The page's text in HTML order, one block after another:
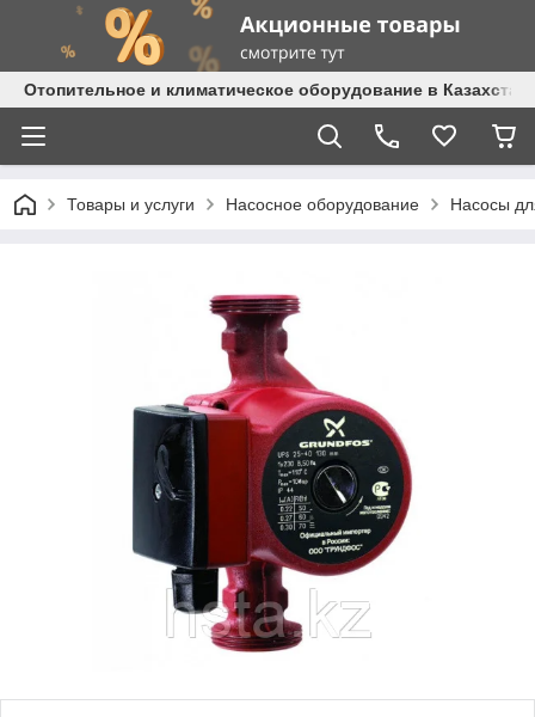
Отопительное и климатическое оборудование в
Товары и услуги Насосное оборудование Насосы